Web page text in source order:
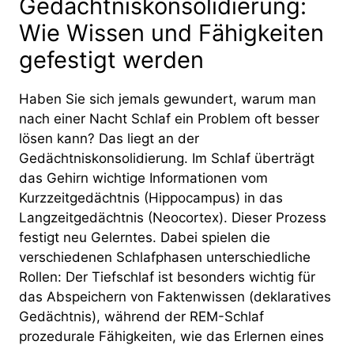
Gedächtniskonsolidierung:
Wie Wissen und Fähigkeiten
gefestigt werden
Haben Sie sich jemals gewundert, warum man
nach einer Nacht Schlaf ein Problem oft besser
lösen kann? Das liegt an der
Gedächtniskonsolidierung. Im Schlaf überträgt
das Gehirn wichtige Informationen vom
Kurzzeitgedächtnis (Hippocampus) in das
Langzeitgedächtnis (Neocortex). Dieser Prozess
festigt neu Gelerntes. Dabei spielen die
verschiedenen Schlafphasen unterschiedliche
Rollen: Der Tiefschlaf ist besonders wichtig für
das Abspeichern von Faktenwissen (deklaratives
Gedächtnis), während der REM-Schlaf
prozedurale Fähigkeiten, wie das Erlernen eines